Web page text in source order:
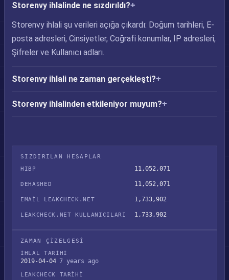
Storenvy ihlalinde ne sızdırıldı?
Storenvy ihlali şu verileri açığa çıkardı: Doğum tarihleri, E-
posta adresleri, Cinsiyetler, Coğrafi konumlar, IP adresleri,
Şifreler ve Kullanıcı adları.
Storenvy ihlali ne zaman gerçekleşti?
Storenvy ihlalinden etkileniyor muyum?
SIZDIRILAN HESAPLAR
HIBP
11,052,071
DEHASHED 11,052,071
EMAIL LEAKCHECK.NET 1,733,902
LEAKCHECK.NET KULLANICILARI 1,733,902
ZAMAN ÇIZELGESI
İHLAL TARIHI
2019-04-04 7 years ago
LEAKCHECK TARIHI